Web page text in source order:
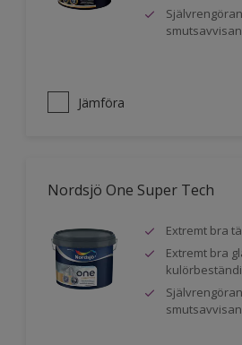
Jämföra
Nordsjö One Super Tech
Extremt bra
Extremt bra